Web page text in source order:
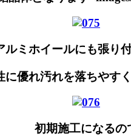
ルミホイールにも張り
に優れ汚れを落ちやす
初期施工になるの